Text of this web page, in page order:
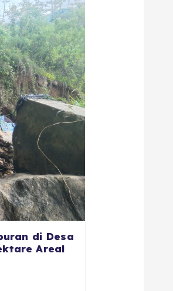
di Desa
Areal